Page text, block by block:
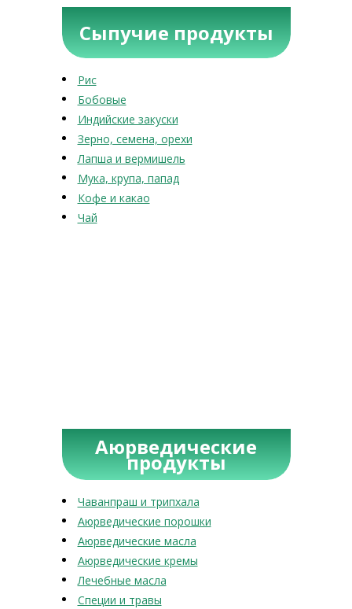
Сыпучие продукты
Рис
Бобовые
Индийские закуски
Зерно, семена, орехи
Лапша и вермишель
Мука, крупа, папад
Кофе и какао
Чай
Аюрведические
продукты
Чаванпраш и трипхала
Аюрведические порошки
Аюрведические масла
Аюрведические кремы
Лечебные масла
Специи и травы